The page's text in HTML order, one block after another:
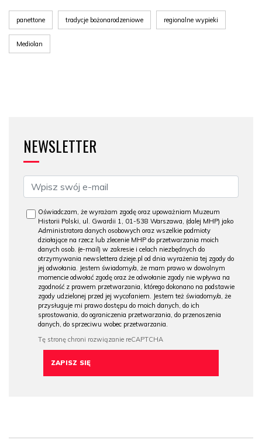
panettone tradycje bożonarodzeniowe regionalne wypieki
Mediolan
NEWSLETTER
Oświadczam, że wyrażam zgodę oraz upoważniam Muzeum
Historii Polski, ul. Gwardii 1, 01-538 Warszawa, (dalej MHP) jako
Administratora danych osobowych oraz wszelkie podmioty
działające na rzecz lub zlecenie MHP do przetwarzania moich
danych osob. (e-mail) w zakresie i celach niezbędnych do
otrzymywania newslettera dzieje.pl od dnia wyrażenia tej zgody do
jej odwołania. Jestem świadomy/a, że mam prawo w dowolnym
momencie odwołać zgodę oraz że odwołanie zgody nie wpływa na
zgodność z prawem przetwarzania, którego dokonano na podstawie
zgody udzielonej przed jej wycofaniem. Jestem też świadomy/a, że
przysługuje mi prawo dostępu do moich danych, do ich
sprostowania, do ograniczenia przetwarzania, do przenoszenia
danych, do sprzeciwu wobec przetwarzania.